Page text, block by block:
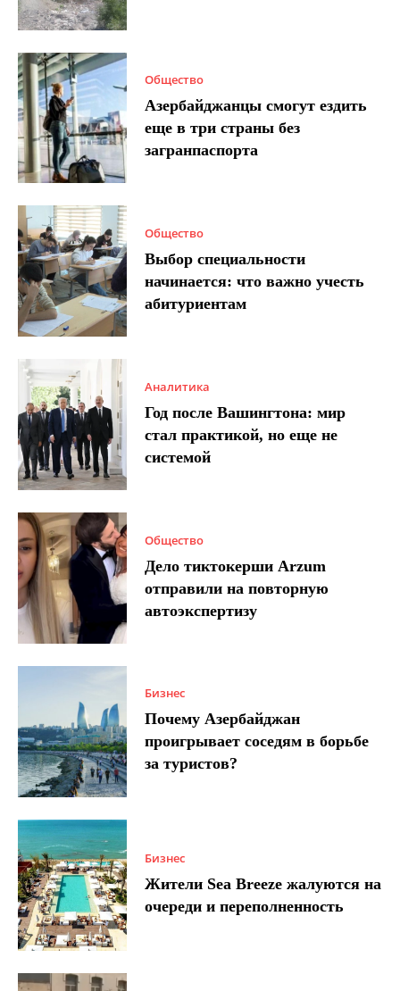
Общество
Азербайджанцы смогут ездить
еще в три страны без
загранпаспорта
Общество
Выбор специальности
начинается: что важно учесть
абитуриентам
Аналитика
Год после Вашингтона: мир
стал практикой, но еще не
системой
Общество
Дело тиктокерши Arzum
отправили на повторную
автоэкспертизу
Бизнес
Почему Азербайджан
проигрывает соседям в борьбе
за туристов?
Бизнес
Жители Sea Breeze жалуются на
очереди и переполненность